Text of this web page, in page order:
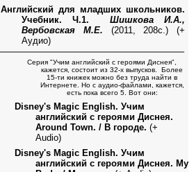
Английский для младших школьников.
Учебник. Ч.1. Шишкова И.А.,
Вербовская М.Е. (2011, 208с.) (+
Аудио)
Серия "Учим английский с героями Диснея",
кажется, состоит из 32-х выпусков. Более
15-ти книжек можно без труда найти в
Интернете. Но с аудио-файлами, кажется,
есть пока всего 5. Вот они:
Disney's Magic English. Учим
английский с героями Диснея.
Around Town. / В городе. (+
Audio)
Disney's Magic English. Учим
английский с героями Диснея. My